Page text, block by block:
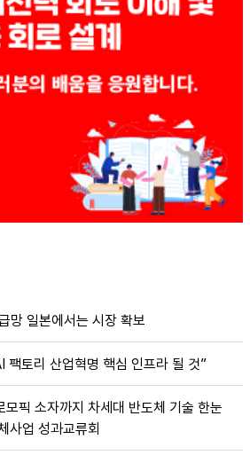
망 일본에서는 시장 확보
팩토리 산업혁명 핵심 인프라 될 것”
모픽 소자까지 차세대 반도체 기술 한눈
업 성과교류회